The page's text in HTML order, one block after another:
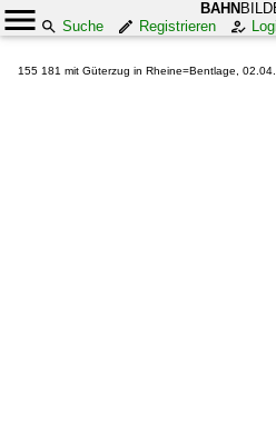
BAHN
Suche
Registrieren
155 181 mit Güterzug in Rheine=Bentlage,